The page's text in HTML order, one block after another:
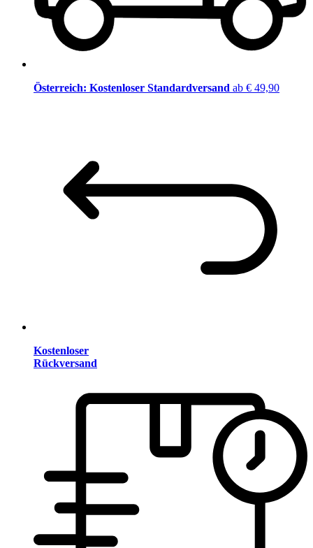
Österreich: Kostenloser Standardversand ab € 49,90
Kostenloser
Rückversand